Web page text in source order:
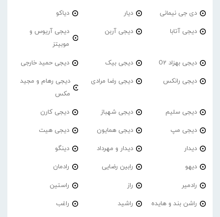
دی جی نیمانی دیار دیاکو
دیجی آتابا دیجی آربن
دیجی آریوس و
موبیتز
دیجی بهزاد O2 دیجی بیک دیجی حمید خارجی
دیجی رانکس دیجی رضا مرادی
دیجی رهام و مجید
مکس
دیجی سلیم دیجی شهباز دیجی کارن
دیجی مپ دیجی همایون دیجی هیت
دیدار دیدار و مهرداد دینگو
دیهو رابین رضایی رادمان
رادمیر راز راستین
راشن بند و هایده راشید راغب